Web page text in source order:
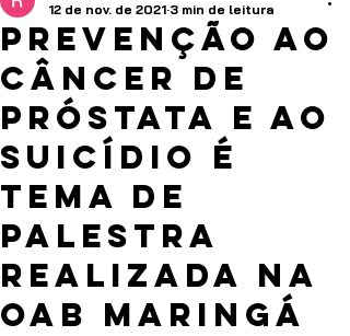
Prevenção ao
câncer de
próstata e ao
suicídio é
tema de
palestra
realizada na
OAB Maringá
12 de nov. de 2021 3 min de leitura